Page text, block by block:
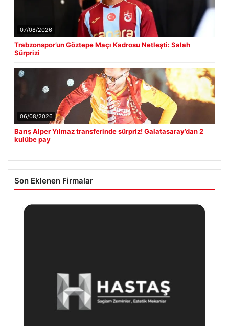
07/08/2026
Trabzonspor’un Göztepe Maçı Kadrosu Netleşti: Salah
Sürprizi
06/08/2026
Barış Alper Yılmaz transferinde sürpriz! Galatasaray’dan 2
kulübe pay
Son Eklenen Firmalar